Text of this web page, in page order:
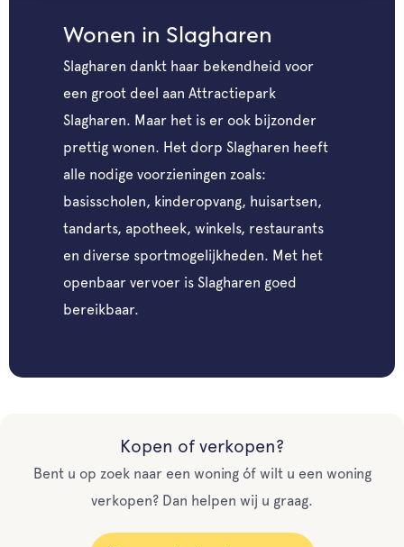
Wonen in Slagharen
Slagharen dankt haar bekendheid voor
een groot deel aan Attractiepark
Slagharen. Maar het is er ook bijzonder
prettig wonen. Het dorp Slagharen heeft
alle nodige voorzieningen zoals:
basisscholen, kinderopvang, huisartsen,
tandarts, apotheek, winkels, restaurants
en diverse sportmogelijkheden. Met het
openbaar vervoer is Slagharen goed
bereikbaar.
Kopen of verkopen?
Bent u op zoek naar een woning óf wilt u een woning
verkopen? Dan helpen wij u graag.